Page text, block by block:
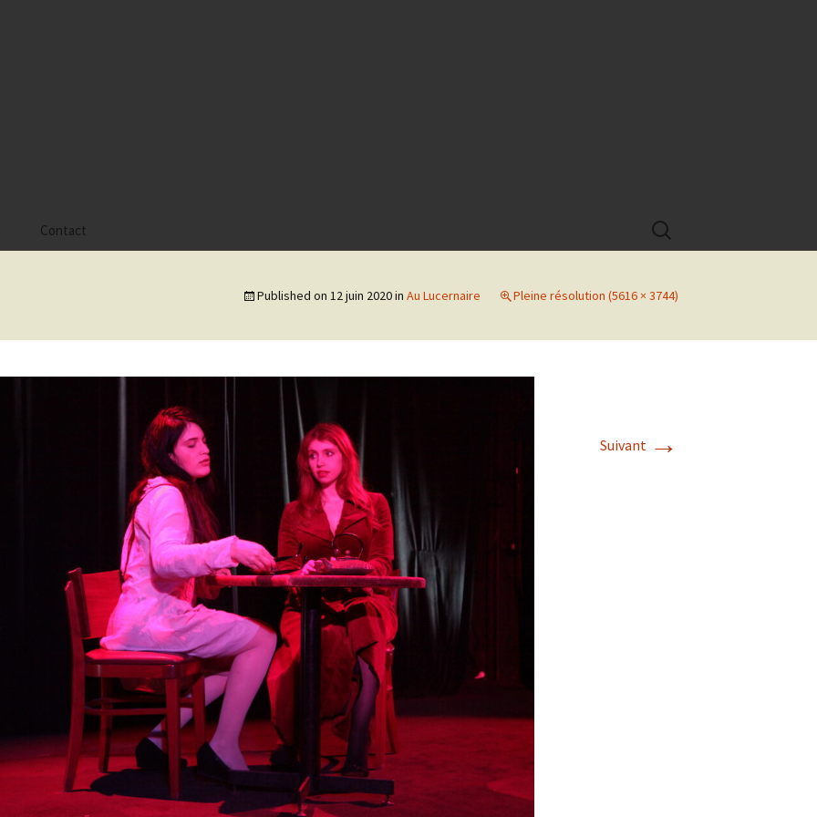
Contact
Rechercher :
Published on 12 juin 2020in Au Lucernaire Pleine résolution (5616 × 3744)
Suivant →